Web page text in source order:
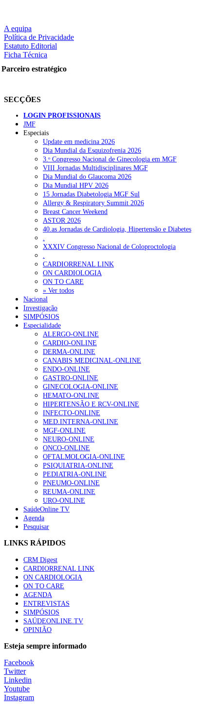
A equipa
Política de Privacidade
Estatuto Editorial
Ficha Técnica
Parceiro estratégico
SECÇÕES
LOGIN PROFISSIONAIS
JMF
Especiais
Update em medicina 2026
Dia Mundial da Esquizofrenia 2026
3.ᵒ Congresso Nacional de Ginecologia em MGF
VIII Jornadas Multidisciplinares MGF
Dia Mundial do Glaucoma 2026
Dia Mundial HPV 2026
15 Jornadas Diabetologia MGF Sul
Allergy & Respiratory Summit 2026
Breast Cancer Weekend
ASTOR 2026
40.as Jornadas de Cardiologia, Hipertensão e Diabetes
.
XXXIV Congresso Nacional de Coloproctologia
.
CARDIORRENAL LINK
ON CARDIOLOGIA
ON TO CARE
» Ver todos
Nacional
Investigação
SIMPÓSIOS
Especialidade
ALERGO-ONLINE
CARDIO-ONLINE
DERMA-ONLINE
CANABIS MEDICINAL-ONLINE
ENDO-ONLINE
GASTRO-ONLINE
GINECOLOGIA-ONLINE
HEMATO-ONLINE
HIPERTENSÃO E RCV-ONLINE
INFECTO-ONLINE
MED.INTERNA-ONLINE
MGF-ONLINE
NEURO-ONLINE
ONCO-ONLINE
OFTALMOLOGIA-ONLINE
PSIQUIATRIA-ONLINE
PEDIATRIA-ONLINE
PNEUMO-ONLINE
REUMA-ONLINE
URO-ONLINE
SaúdeOnline TV
Agenda
Pesquisar
LINKS RÁPIDOS
CRM Digest
CARDIORRENAL LINK
ON CARDIOLOGIA
ON TO CARE
AGENDA
ENTREVISTAS
SIMPÓSIOS
SAÚDEONLINE.TV
OPINIÃO
Esteja sempre informado
Facebook
Twitter
Linkedin
Youtube
Instagram